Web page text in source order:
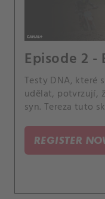
Episode 2 -
Testy DNA, které
udělat, potvrzují,
syn. Tereza tuto
REGISTER